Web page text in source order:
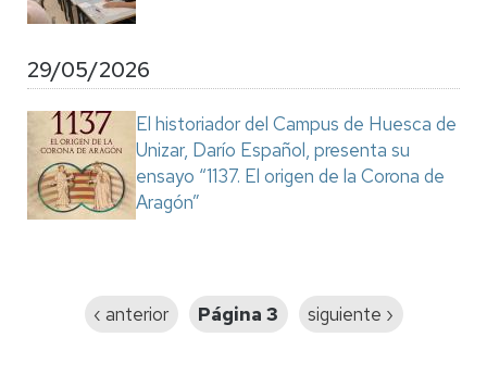
29/05/2026
El historiador del Campus de Huesca de
Unizar, Darío Español, presenta su
ensayo “1137. El origen de la Corona de
Aragón”
Página
‹ anterior Página 3
Siguiente
siguiente ›